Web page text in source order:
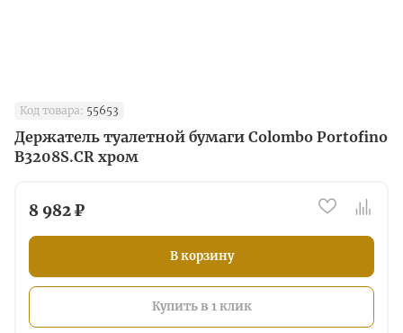
Код товара: 55653
Держатель туалетной бумаги Colombo Portofino
B3208S.CR хром
8 982 ₽
В корзину
Купить в 1 клик